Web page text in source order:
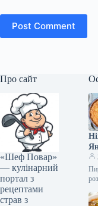
Post Comment
Про сайт
«Шеф Повар»
— кулінарний
портал з
рецептами
страв з